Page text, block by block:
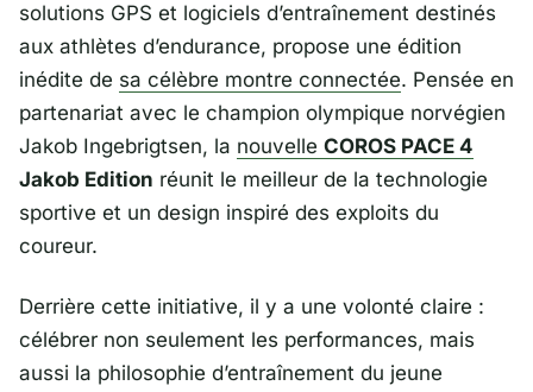
solutions GPS et logiciels d’entraînement destinés
aux athlètes d’endurance, propose une édition
inédite de sa célèbre montre connectée. Pensée en
partenariat avec le champion olympique norvégien
Jakob Ingebrigtsen, la nouvelle COROS PACE 4
Jakob Edition réunit le meilleur de la technologie
sportive et un design inspiré des exploits du
coureur.
Derrière cette initiative, il y a une volonté claire :
célébrer non seulement les performances, mais
aussi la philosophie d’entraînement du jeune